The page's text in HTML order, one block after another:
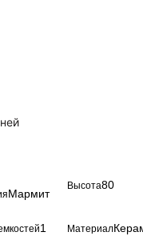
Мармит
Высота80
1 Материал